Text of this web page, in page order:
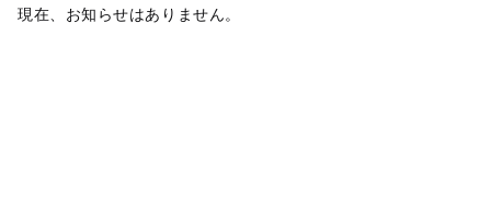
現在、お知らせはありません。